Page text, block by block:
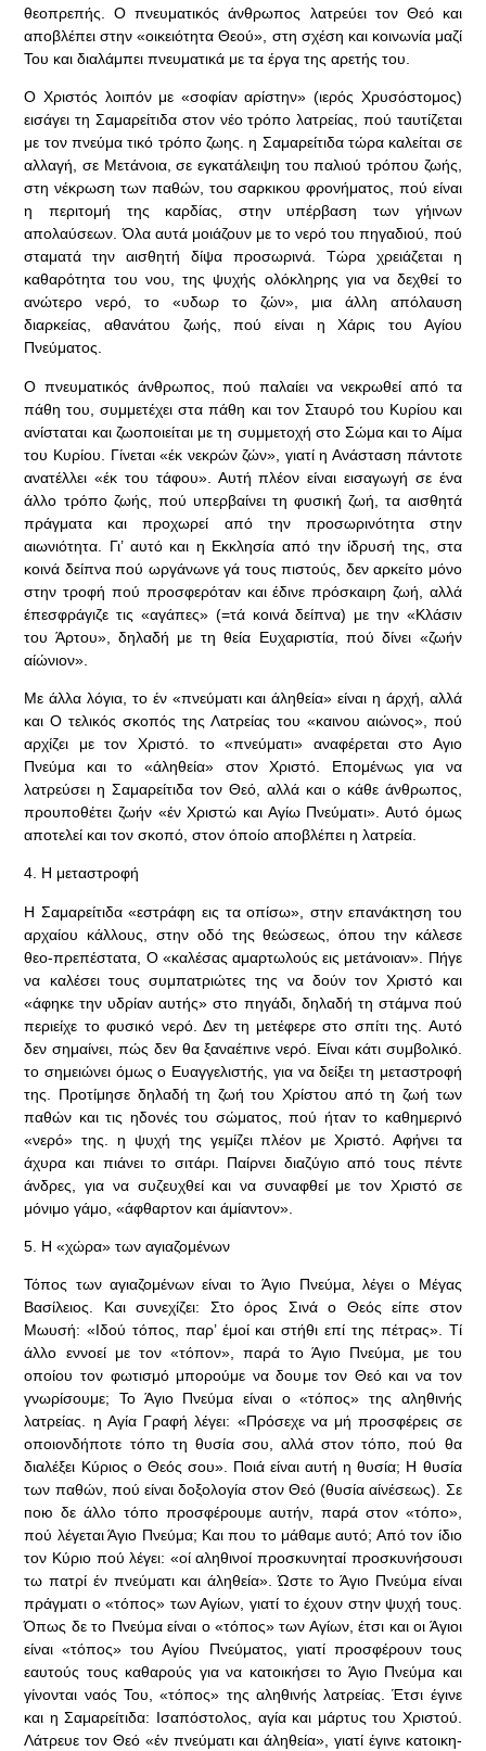
θεοπρεπής. Ο πνευματικός άνθρωπος λατρεύει τον Θεό και
αποβλέπει στην «οικειότητα Θεού», στη σχέση και κοινωνία μαζί
Του και διαλάμπει πνευματικά με τα έργα της αρετής του.
Ο Χριστός λοιπόν με «σοφίαν αρίστην» (ιερός Χρυσόστομος)
εισάγει τη Σαμαρείτιδα στον νέο τρόπο λατρείας, πού ταυτίζεται
με τον πνεύμα τικό τρόπο ζωης. η Σαμαρείτιδα τώρα καλείται σε
αλλαγή, σε Μετάνοια, σε εγκατάλειψη του παλιού τρόπου ζωής,
στη νέκρωση των παθών, του σαρκικου φρονήματος, πού είναι
η περιτομή της καρδίας, στην υπέρβαση των γήινων
απολαύσεων. Όλα αυτά μοιάζουν με το νερό του πηγαδιού, πού
σταματά την αισθητή δίψα προσωρινά. Τώρα χρειάζεται η
καθαρότητα του νου, της ψυχής ολόκληρης για να δεχθεί το
ανώτερο νερό, το «υδωρ το ζών», μια άλλη απόλαυση
διαρκείας, αθανάτου ζωής, πού είναι η Χάρις του Αγίου
Πνεύματος.
Ο πνευματικός άνθρωπος, πού παλαίει να νεκρωθεί από τα
πάθη του, συμμετέχει στα πάθη και τον Σταυρό του Κυρίου και
ανίσταται και ζωοποιείται με τη συμμετοχή στο Σώμα και το Αίμα
του Κυρίου. Γίνεται «έκ νεκρών ζών», γιατί η Ανάσταση πάντοτε
ανατέλλει «έκ του τάφου». Αυτή πλέον είναι εισαγωγή σε ένα
άλλο τρόπο ζωής, πού υπερβαίνει τη φυσική ζωή, τα αισθητά
πράγματα και προχωρεί από την προσωρινότητα στην
αιωνιότητα. Γι’ αυτό και η Εκκλησία από την ίδρυσή της, στα
κοινά δείπνα πού ωργάνωνε γά τους πιστούς, δεν αρκείτο μόνο
στην τροφή πού προσφερόταν και έδινε πρόσκαιρη ζωή, αλλά
έπεσφράγιζε τις «αγάπες» (=τά κοινά δείπνα) με την «Κλάσιν
του Άρτου», δηλαδή με τη θεία Ευχαριστία, πού δίνει «ζωήν
αίώνιον».
Με άλλα λόγια, το έν «πνεύματι και άληθεία» είναι η άρχή, αλλά
και Ο τελικός σκοπός της Λατρείας του «καινου αιώνος», πού
αρχίζει με τον Χριστό. το «πνεύματι» αναφέρεται στο Αγιο
Πνεύμα και το «άληθεία» στον Χριστό. Επομένως για να
λατρεύσει η Σαμαρείτιδα τον Θεό, αλλά και ο κάθε άνθρωπος,
προυποθέτει ζωήν «έν Χριστώ και Αγίω Πνεύματι». Αυτό όμως
αποτελεί και τον σκοπό, στον όποίο αποβλέπει η λατρεία.
4. Η μεταστροφή
Η Σαμαρείτιδα «εστράφη εις τα οπίσω», στην επανάκτηση του
αρχαίου κάλλους, στην οδό της θεώσεως, όπου την κάλεσε
θεο-πρεπέστατα, Ο «καλέσας αμαρτωλούς εις μετάνοιαν». Πήγε
να καλέσει τους συμπατριώτες της να δούν τον Χριστό και
«άφηκε την υδρίαν αυτής» στο πηγάδι, δηλαδή τη στάμνα πού
περιείχε το φυσικό νερό. Δεν τη μετέφερε στο σπίτι της. Αυτό
δεν σημαίνει, πώς δεν θα ξαναέπινε νερό. Είναι κάτι συμβολικό.
το σημειώνει όμως ο Ευαγγελιστής, για να δείξει τη μεταστροφή
της. Προτίμησε δηλαδή τη ζωή του Χρίστου από τη ζωή των
παθών και τις ηδονές του σώματος, πού ήταν το καθημερινό
«νερό» της. η ψυχή της γεμίζει πλέον με Χριστό. Αφήνει τα
άχυρα και πιάνει το σιτάρι. Παίρνει διαζύγιο από τους πέντε
άνδρες, για να συζευχθεί και να συναφθεί με τον Χριστό σε
μόνιμο γάμο, «άφθαρτον και άμίαντον».
5. Η «χώρα» των αγιαζομένων
Τόπος των αγιαζομένων είναι το Άγιο Πνεύμα, λέγει ο Μέγας
Βασίλειος. Και συνεχίζει: Στο όρος Σινά ο Θεός είπε στον
Μωυσή: «Ιδού τόπος, παρ’ έμοί και στήθι επί της πέτρας». Τί
άλλο εννοεί με τον «τόπον», παρά το Άγιο Πνεύμα, με του
οποίου τον φωτισμό μπορούμε να δουμε τον Θεό και να τον
γνωρίσουμε; Το Άγιο Πνεύμα είναι ο «τόπος» της αληθινής
λατρείας. η Αγία Γραφή λέγει: «Πρόσεχε να μή προσφέρεις σε
οποιονδήποτε τόπο τη θυσία σου, αλλά στον τόπο, πού θα
διαλέξει Κύριος ο Θεός σου». Ποιά είναι αυτή η θυσία; Η θυσία
των παθών, πού είναι δοξολογία στον Θεό (θυσία αίνέσεως). Σε
пою δε άλλο τόπο προσφέρουμε αυτήν, παρά στον «τόπο»,
πού λέγεται Άγιο Πνεύμα; Και που το μάθαμε αυτό; Από τον ίδιο
τον Κύριο πού λέγει: «οί αληθινοί προσκυνηταί προσκυνήσουσι
τω πατρί έν πνεύματι και άληθεία». Ώστε το Άγιο Πνεύμα είναι
πράγματι ο «τόπος» των Αγίων, γιατί το έχουν στην ψυχή τους.
Όπως δε το Πνεύμα είναι ο «τόπος» των Αγίων, έτσι και οι Άγιοι
είναι «τόπος» του Αγίου Πνεύματος, γιατί προσφέρουν τους
εαυτούς τους καθαρούς για να κατοικήσει το Άγιο Πνεύμα και
γίνονται ναός Του, «τόπος» της αληθινής λατρείας. Έτσι έγινε
και η Σαμαρείτιδα: Ισαπόστολος, αγία και μάρτυς του Χριστού.
Λάτρευε τον Θεό «έν πνεύματι και άληθεία», γιατί έγινε κατοικη-